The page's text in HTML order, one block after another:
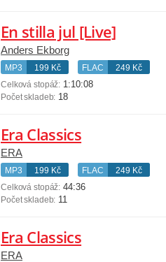
En stilla jul [Live]
Anders Ekborg
MP3 199 Kč FLAC
249 Kč
Celková stopáž: 1:10:08
Počet skladeb: 18
Era Classics
ERA
MP3 199 Kč FLAC
249 Kč
Celková stopáž: 44:36
Počet skladeb: 11
Era Classics
ERA